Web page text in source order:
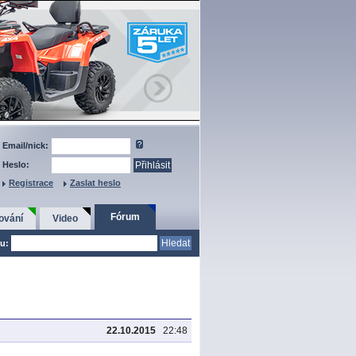
Email/nick:
Heslo:
Registrace
Zaslat heslo
Video Fórum
22.10.2015 22:48